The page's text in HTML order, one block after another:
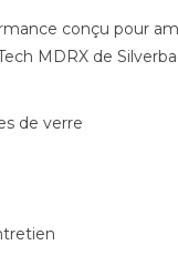
conçu pour
MDRX de
de verre